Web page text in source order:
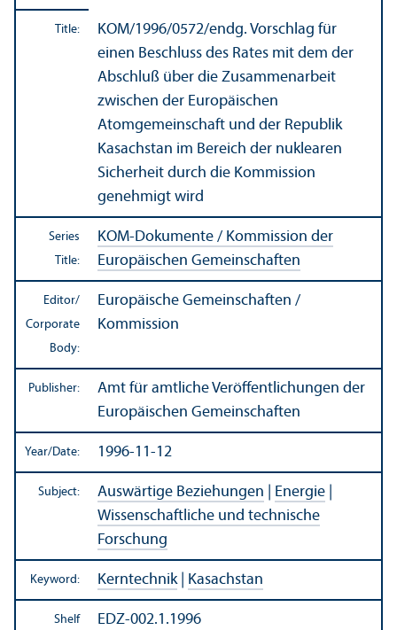
Title: KOM/1996/0572/endg. Vorschlag für
einen Beschluss des Rates mit dem der
Abschluß über die Zusammenarbeit
zwischen der Europäischen
Atomgemeinschaft und der Republik
Kasachstan im Bereich der nuklearen
Sicherheit durch die Kommission
genehmigt wird
Series
Title:
KOM-Dokumente / Kommission der
Europäischen Gemeinschaften
Editor/
Corporate
Body:
Europäische Gemeinschaften /
Kommission
Publisher:
Amt für amtliche Veröffentlichungen der
Europäischen Gemeinschaften
Year/Date: 1996-11-12
Subject: Auswärtige Beziehungen Energie
Wissenschaftliche und technische
Forschung
Keyword: Kerntechnik| Kasachstan
Shelf
EDZ-002.1.1996